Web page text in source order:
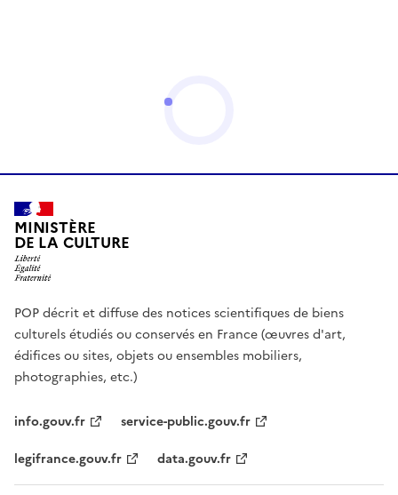
MINISTÈRE
DE LA CULTURE
POP décrit et diffuse des notices scientifiques de biens
culturels étudiés ou conservés en France (œuvres d'art,
édifices ou sites, objets ou ensembles mobiliers,
photographies, etc.)
info.gouv.fr
service-public.gouv.fr
legifrance.gouv.fr
data.gouv.fr